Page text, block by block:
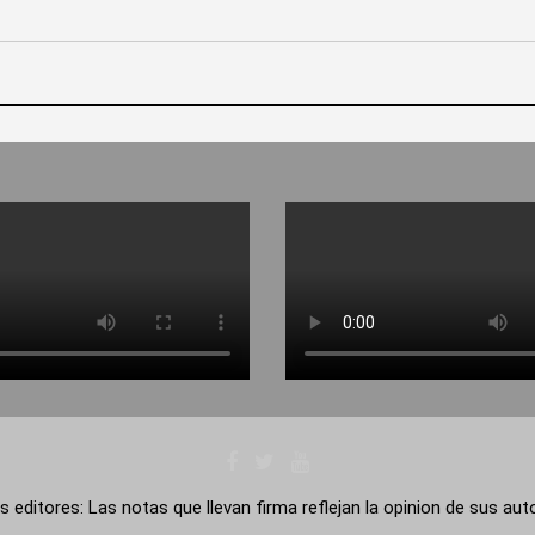
editores: Las notas que llevan firma reflejan la opinion de sus